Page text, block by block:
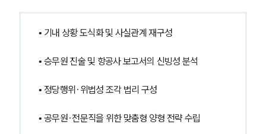
업무분야
형사그룹 업무
구성원 소개
• 기내 상황 도식화 및 사실관계 재구성
• 승무원 진술 및 항공사 보고서의 신빙성 분석
• 정당행위·위법성 조각 법리 구성
• 공무원·전문직을 위한 맞춤형 양형 전략 수립